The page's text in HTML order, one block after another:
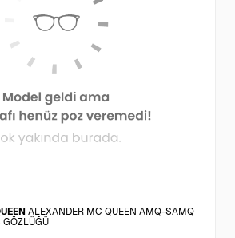
ALEXANDER MC QUEEN AMQ-SAMQ
GÖZLÜĞÜ